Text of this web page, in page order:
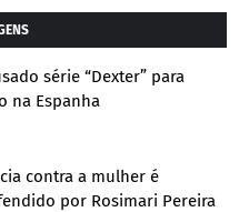
série “Dexter” para
na Espanha
contra a mulher é
por Rosimari Pereira